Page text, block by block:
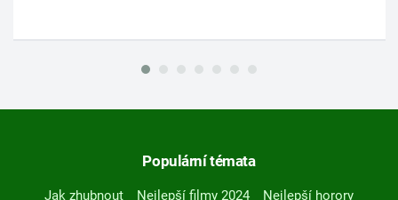
Populární témata
Jak zhubnout Nejlepší filmy 2024
Nejlepší horory